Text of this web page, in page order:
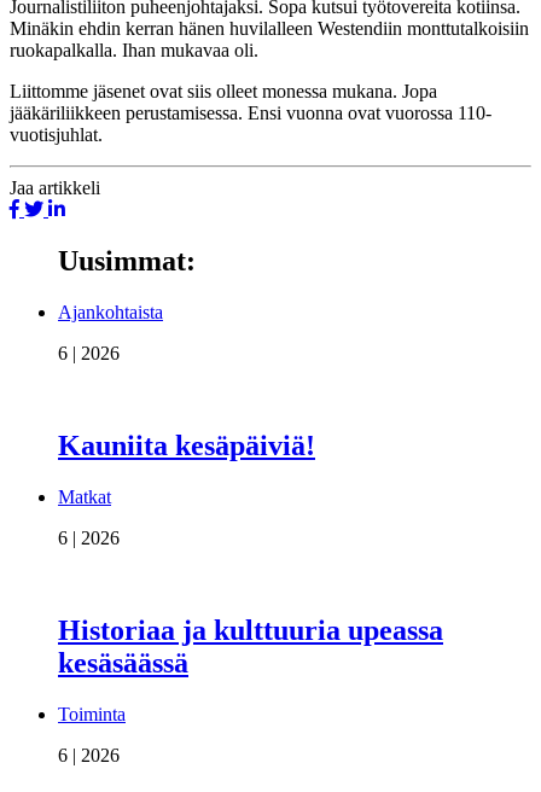
Journalistiliiton puheenjohtajaksi. Sopa kutsui työtovereita kotiinsa.
Minäkin ehdin kerran hänen huvilalleen Westendiin monttutalkoisiin
ruokapalkalla. Ihan mukavaa oli.
Liittomme jäsenet ovat siis olleet monessa mukana. Jopa
jääkäriliikkeen perustamisessa. Ensi vuonna ovat vuorossa 110-
vuotisjuhlat.
Jaa artikkeli
Uusimmat:
Ajankohtaista
6 | 2026
Kauniita kesäpäiviä!
Matkat
6 | 2026
Historiaa ja kulttuuria upeassa
kesäsäässä
Toiminta
6 | 2026